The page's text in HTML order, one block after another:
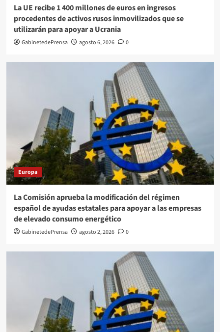
La UE recibe 1 400 millones de euros en ingresos
procedentes de activos rusos inmovilizados que se
utilizarán para apoyar a Ucrania
GabinetedePrensa agosto 6, 2026 0
Europa
La Comisión aprueba la modificación del régimen
español de ayudas estatales para apoyar a las empresas
de elevado consumo energético
GabinetedePrensa agosto 2, 2026 0